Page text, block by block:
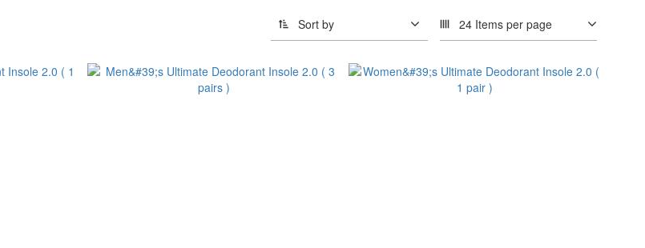
Sort by 24 Items per page